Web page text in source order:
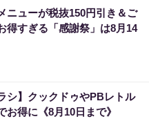
ニューが税抜150円引き＆ご
得すぎる「感謝祭」は8月14
シ】クックドゥやPBレトル
お得に《8月10日まで》